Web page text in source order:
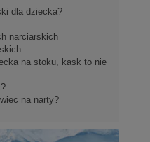
dla dziecka?
narciarskich
na stoku, kask to nie
na narty?